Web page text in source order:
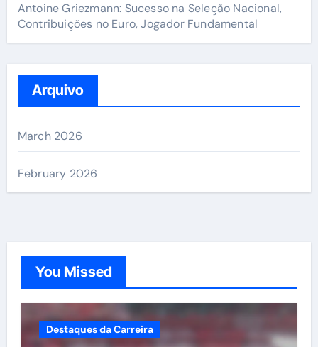
Antoine Griezmann: Sucesso na Seleção Nacional,
Contribuições no Euro, Jogador Fundamental
Arquivo
March 2026
February 2026
You Missed
Destaques da Carreira